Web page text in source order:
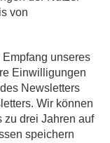
von
unseres
Einwilligungen
Newsletters
Wir können
zu drei Jahren auf
speichern